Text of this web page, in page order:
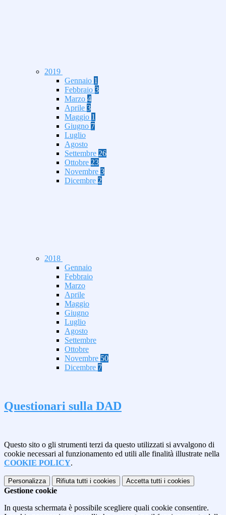
2019
Gennaio 1
Febbraio 3
Marzo 4
Aprile 3
Maggio 1
Giugno 7
Luglio
Agosto
Settembre 26
Ottobre 23
Novembre 3
Dicembre 2
2018
Gennaio
Febbraio
Marzo
Aprile
Maggio
Giugno
Luglio
Agosto
Settembre
Ottobre
Novembre 50
Dicembre 7
Questionari sulla DAD
Questo sito o gli strumenti terzi da questo utilizzati si avvalgono di
cookie necessari al funzionamento ed utili alle finalità illustrate nella
COOKIE POLICY.
Personalizza Rifiuta tutti i cookies Accetta tutti i cookies
Gestione cookie
In questa schermata è possibile scegliere quali cookie consentire.